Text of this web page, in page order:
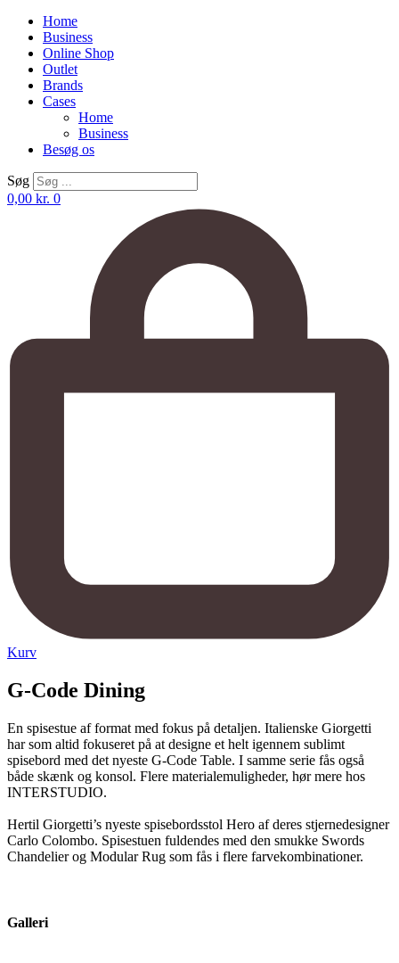
Home
Business
Online Shop
Outlet
Brands
Cases
Home
Business
Besøg os
Søg
0,00 kr. 0
Kurv
G-Code Dining
En spisestue af format med fokus på detaljen. Italienske Giorgetti
har som altid fokuseret på at designe et helt igennem sublimt
spisebord med det nyeste G-Code Table. I samme serie fås også
både skænk og konsol. Flere materialemuligheder, hør mere hos
INTERSTUDIO.
Hertil Giorgetti’s nyeste spisebordsstol Hero af deres stjernedesigner
Carlo Colombo. Spisestuen fuldendes med den smukke Swords
Chandelier og Modular Rug som fås i flere farvekombinationer.
Galleri